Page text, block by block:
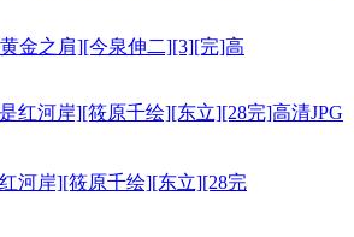
金之肩][今泉伸二][3][完]高
河岸][筱原千绘][东立][28完